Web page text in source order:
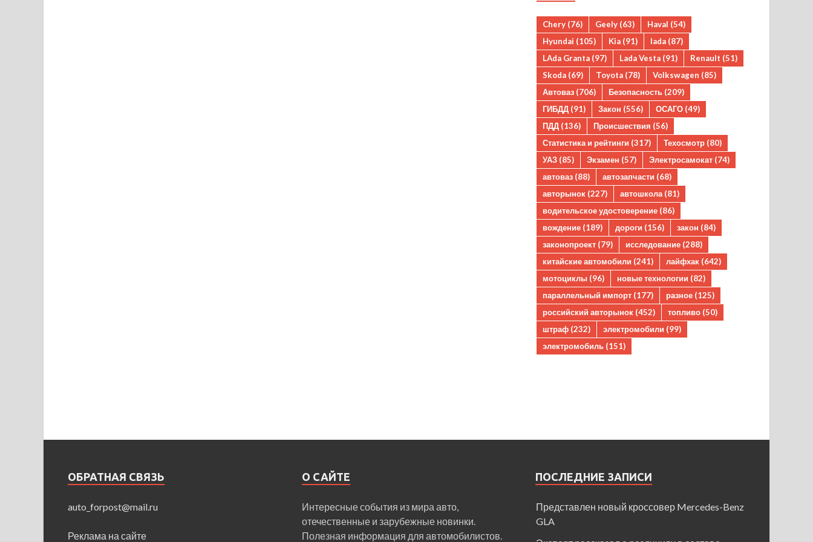
Chery (76) Geely (63) Haval (54)
Hyundai (105) Kia (91) lada (87)
LAda Granta (97) Lada Vesta (91) Renault (51)
Skoda (69) Toyota (78) Volkswagen (85)
Автоваз (706) Безопасность (209)
ГИБДД (91) Закон (556) ОСАГО (49)
ПДД (136) Происшествия (56)
Статистика и рейтинги (317) Техосмотр (80)
УАЗ (85) Экзамен (57) Электросамокат (74)
автоваз (88) автозапчасти (68)
авторынок (227) автошкола (81)
водительское удостоверение (86)
вождение (189) дороги (156) закон (84)
законопроект (79) исследование (288)
китайские автомобили (241) лайфхак (642)
мотоциклы (96) новые технологии (82)
параллельный импорт (177) разное (125)
российский авторынок (452) топливо (50)
штраф (232) электромобили (99)
электромобиль (151)
ОБРАТНАЯ СВЯЗЬ
auto_forpost@mail.ru
Реклама на сайте
О САЙТЕ
Интересные события из мира авто,
отечественные и зарубежные новинки.
Полезная информация для автомобилистов.
ПОСЛЕДНИЕ ЗАПИСИ
Представлен новый кроссовер Mercedes-Benz
GLA